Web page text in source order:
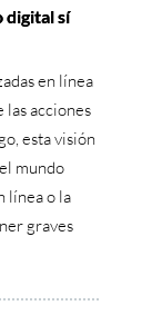
digital sí
en línea
las acciones
esta visión
mundo
línea o la
graves